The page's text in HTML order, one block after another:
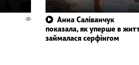
Анна Саліванчук
показала, як уперше в
займалася серфінгом